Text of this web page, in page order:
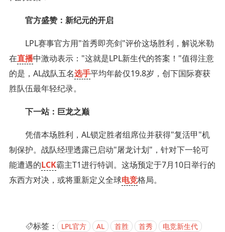
官方盛赞：新纪元的开启
LPL赛事官方用"首秀即亮剑"评价这场胜利，解说米勒
在直播中激动表示："这就是LPL新生代的答案！"值得注意
的是，AL战队五名选手平均年龄仅19.8岁，创下国际赛获
胜队伍最年轻纪录。
下一站：巨龙之巅
凭借本场胜利，AL锁定胜者组席位并获得"复活甲"机
制保护。战队经理透露已启动"屠龙计划"，针对下一轮可
能遭遇的LCK霸主T1进行特训。这场预定于7月10日举行的
东西方对决，或将重新定义全球电竞格局。
标签： LPL官方 AL 首胜 首秀 电竞新生代